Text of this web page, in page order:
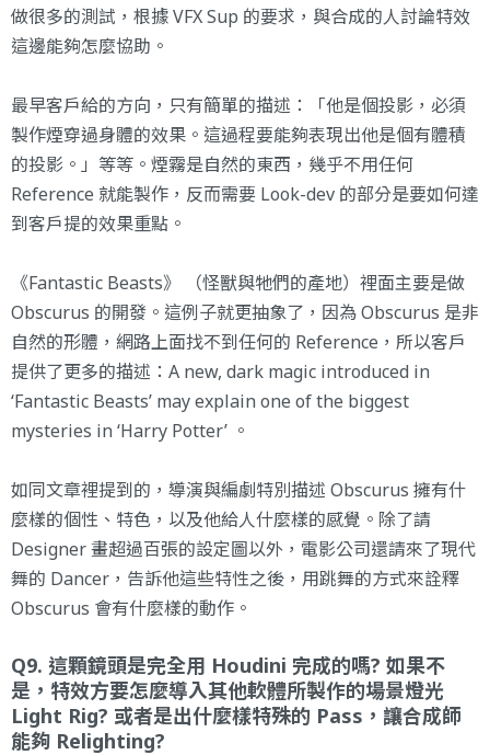
做很多的測試，根據 VFX Sup 的要求，與合成的人討論特效
這邊能夠怎麼協助。
最早客戶給的方向，只有簡單的描述：「他是個投影，必須
製作煙穿過身體的效果。這過程要能夠表現出他是個有體積
的投影。」等等。煙霧是自然的東西，幾乎不用任何
Reference 就能製作，反而需要 Look-dev 的部分是要如何達
到客戶提的效果重點。
《Fantastic Beasts》 （怪獸與牠們的產地）裡面主要是做
Obscurus 的開發。這例子就更抽象了，因為 Obscurus 是非
自然的形體，網路上面找不到任何的 Reference，所以客戶
提供了更多的描述： A new, dark magic introduced in
‘Fantastic Beasts’ may explain one of the biggest
mysteries in ‘Harry Potter’ 。
如同文章裡提到的，導演與編劇特別描述 Obscurus 擁有什
麼樣的個性、特色，以及他給人什麼樣的感覺。除了請
Designer 畫超過百張的設定圖以外，電影公司還請來了現代
舞的 Dancer，告訴他這些特性之後，用跳舞的方式來詮釋
Obscurus 會有什麼樣的動作。
Q9. 這顆鏡頭是完全用 Houdini 完成的嗎? 如果不
是，特效方要怎麼導入其他軟體所製作的場景燈光
Light Rig? 或者是出什麼樣特殊的 Pass，讓合成師
能夠 Relighting?